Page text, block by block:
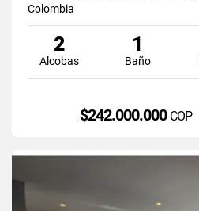
Colombia
2
Alcobas
1
Baño
$242.000.000 COP